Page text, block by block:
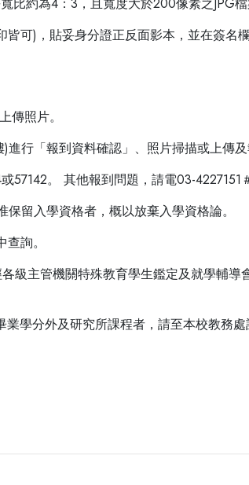
可)，貼妥身分證正反面影本，並在簽名
傳照片。
行「報到資料確認」、照片掃描或上傳及
。 其他報到問題，請電03-4227151
留入學資格者，概以放棄入學資格論。
詢。
級主管機關特殊教育學生鑑定及就學輔
學分外及研究所課程者，請至本校教務